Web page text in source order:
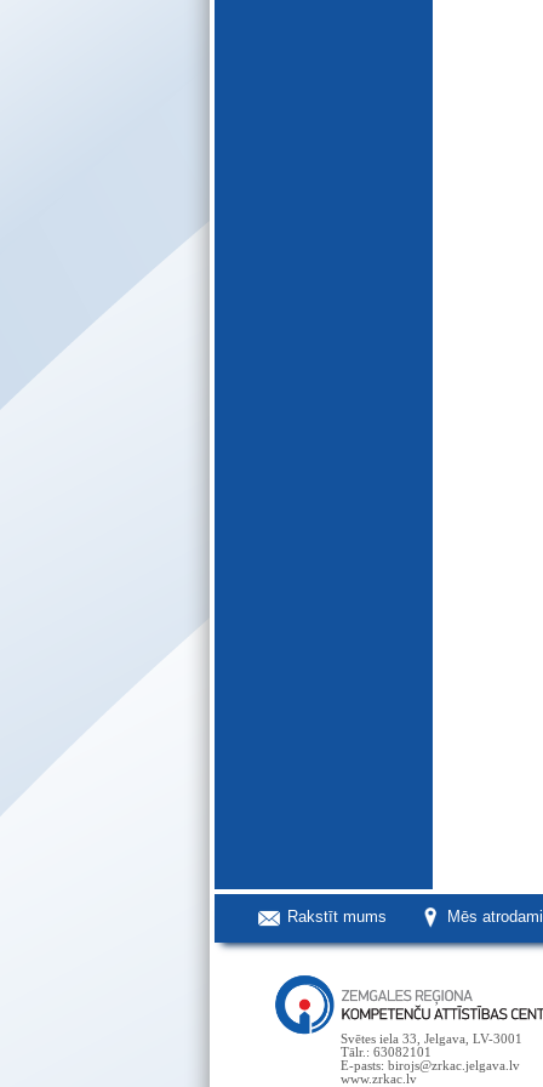
Rakstīt mums Mēs
Svētes iela 33, Jelgava, LV-3001
Tālr.: 63082101
E-pasts: birojs@zrkac.jelgava.lv
www.zrkac.lv